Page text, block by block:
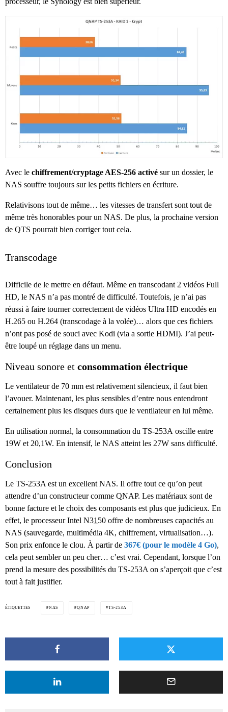
Avec le chiffrement/cryptage AES-256 activé sur un dossier, le
NAS souffre toujours sur les petits fichiers en écriture.
Relativisons tout de même… les vitesses de transfert sont tout de
même très honorables pour un NAS. De plus, la prochaine version
de QTS pourrait bien corriger tout cela.
Transcodage
Difficile de le mettre en défaut. Même en transcodant 2 vidéos Full
HD, le NAS n’a pas montré de difficulté. Toutefois, je n’ai pas
réussi à faire tourner correctement de vidéos Ultra HD encodés en
H.265 ou H.264 (transcodage à la volée)… alors que ces fichiers
n’ont pas posé de souci avec Kodi (via a sortie HDMI). J’ai peut-
être loupé un réglage dans un menu.
Niveau sonore et consommation électrique
Le ventilateur de 70 mm est relativement silencieux, il faut bien
l’avouer. Maintenant, les plus sensibles d’entre nous entendront
certainement plus les disques durs que le ventilateur en lui même.
En utilisation normal, la consommation du TS-253A oscille entre
19W et 20,1W. En intensif, le NAS atteint les 27W sans difficulté.
Conclusion
Le TS-253A est un excellent NAS. Il offre tout ce qu’on peut
attendre d’un constructeur comme QNAP. Les matériaux sont de
bonne facture et le choix des composants est plus que judicieux. En
effet, le processeur Intel N31 50 offre de nombreuses capacités au
NAS (sauvegarde, multimédia 4K, chiffrement, virtualisation…).
Son prix enfonce le clou. À partir de 367€ (pour le modèle 4 Go),
cela peut sembler un peu cher… c’est vrai. Cependant, lorsque l’on
prend la mesure des possibilités du TS-253A on s’aperçoit que c’est
tout à fait justifier.
ÉTIQUETTES NAS QNAP TS-253A